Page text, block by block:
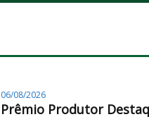
06/08/2026
Prêmio Produtor